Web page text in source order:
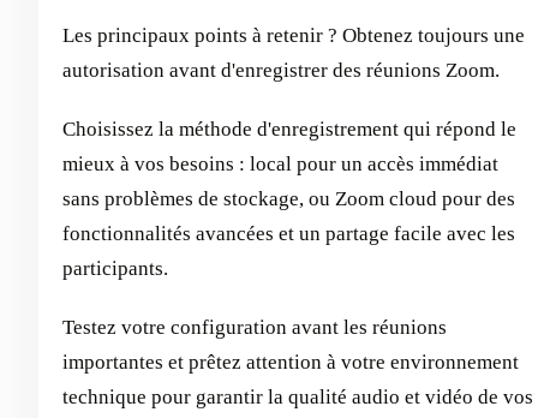
Les principaux points à retenir ? Obtenez toujours une
autorisation avant d'enregistrer des réunions Zoom.
Choisissez la méthode d'enregistrement qui répond le
mieux à vos besoins : local pour un accès immédiat
sans problèmes de stockage, ou Zoom cloud pour des
fonctionnalités avancées et un partage facile avec les
participants.
Testez votre configuration avant les réunions
importantes et prêtez attention à votre environnement
technique pour garantir la qualité audio et vidéo de vos